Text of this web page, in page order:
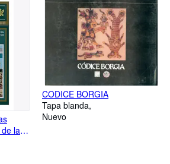
la
CODICE BORGIA
Tapa blanda
Nuevo